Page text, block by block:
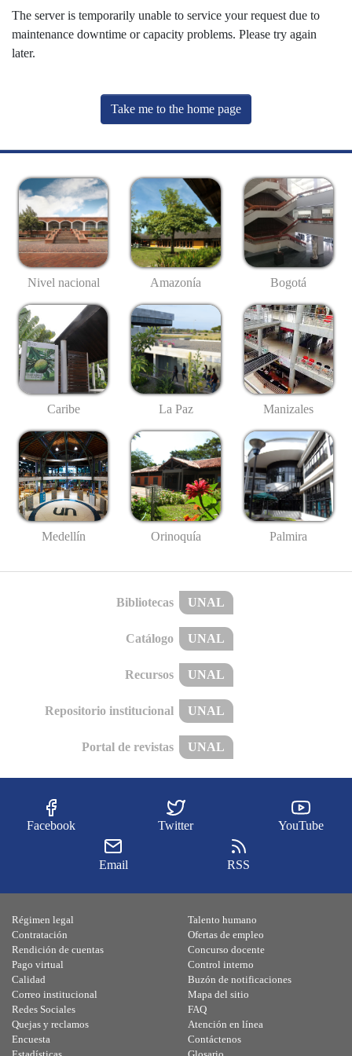
The server is temporarily unable to service your request due to
maintenance downtime or capacity problems. Please try again
later.
Take me to the home page
Nivel nacional Amazonía Bogotá
Caribe La Paz Manizales
Medellín Orinoquía Palmira
Bibliotecas UNAL
Catálogo UNAL
Recursos UNAL
Repositorio institucional UNAL
Portal de revistas UNAL
Facebook Twitter YouTube
Email RSS
Régimen legal
Contratación
Rendición de cuentas
Pago virtual
Calidad
Talento humano
Ofertas de empleo
Concurso docente
Control interno
Buzón de notificaciones
Correo institucional
Redes Sociales
Quejas y reclamos
Encuesta
Mapa del sitio
FAQ
Atención en línea
Contáctenos